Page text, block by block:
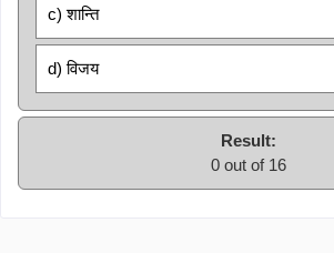
c) शान्ति
d) विजय
Result:
0 out of 16